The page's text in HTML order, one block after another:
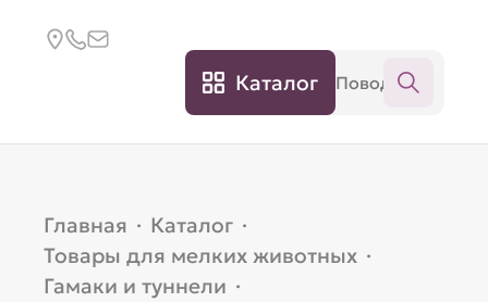
Каталог
Главная · Каталог ·
Товары для мелких животных ·
Гамаки и туннели ·